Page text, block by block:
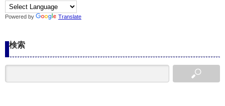
Powered by Translate
検索